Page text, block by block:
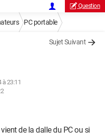
Question
PC portable
Sujet Suivant
à 23:11
de la dalle du PC ou si